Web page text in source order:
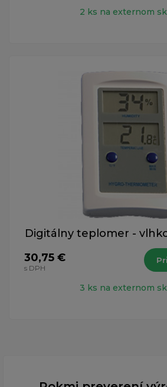
2 ks na externom
Digitálny teplomer -
30,75 €
s DPH
3 ks na externom